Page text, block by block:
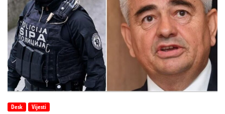
poginula,
povrijeđene
Desk Vijesti